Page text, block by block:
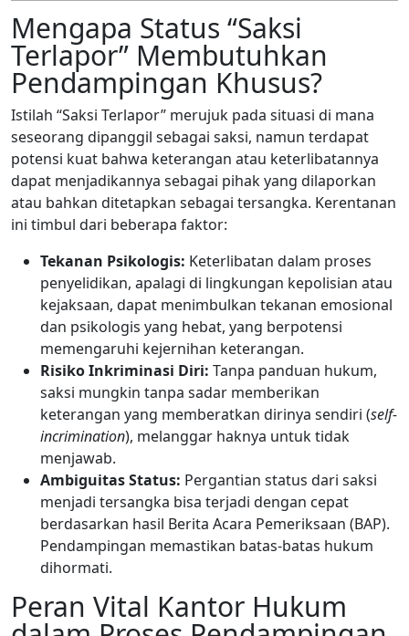
Mengapa Status “Saksi
Terlapor” Membutuhkan
Pendampingan Khusus?
Istilah “Saksi Terlapor” merujuk pada situasi di mana
seseorang dipanggil sebagai saksi, namun terdapat
potensi kuat bahwa keterangan atau keterlibatannya
dapat menjadikannya sebagai pihak yang dilaporkan
atau bahkan ditetapkan sebagai tersangka. Kerentanan
ini timbul dari beberapa faktor:
Tekanan Psikologis: Keterlibatan dalam proses
penyelidikan, apalagi di lingkungan kepolisian atau
kejaksaan, dapat menimbulkan tekanan emosional
dan psikologis yang hebat, yang berpotensi
memengaruhi kejernihan keterangan.
Risiko Inkriminasi Diri: Tanpa panduan hukum,
saksi mungkin tanpa sadar memberikan
keterangan yang memberatkan dirinya sendiri (self-
incrimination), melanggar haknya untuk tidak
menjawab.
Ambiguitas Status: Pergantian status dari saksi
menjadi tersangka bisa terjadi dengan cepat
berdasarkan hasil Berita Acara Pemeriksaan (BAP).
Pendampingan memastikan batas-batas hukum
dihormati.
Peran Vital Kantor Hukum